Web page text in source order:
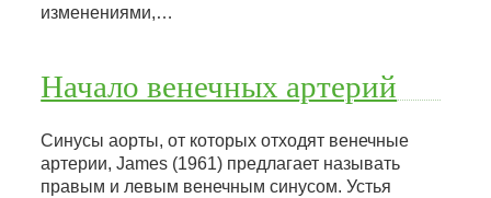
изменениями,…
Начало венечных артерий
Синусы аорты, от которых отходят венечные
артерии, James (1961) предлагает называть
правым и левым венечным синусом. Устья